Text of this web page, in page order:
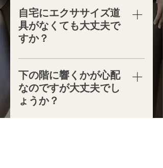
トレーニングしたい｣｢近くに店舗
がない｣という方には、ご自宅で行
えるオンラインパーソナルトレー
た、「通えるけど、頻繁には通え
ない」という方にも、MIXチケッ
ト（パーソナルトレーニングとオ
ンライントレーニングが選べる）
プランもご用意しております。
自宅にエクササイズ道
具がなくても大丈夫で
すか？
A. 問題ございません。 専用の道具
が無くても行えるトレーニングプ
ログラムを作成いたします。
下の階に響くかが心配
なのですが大丈夫でし
ょうか？